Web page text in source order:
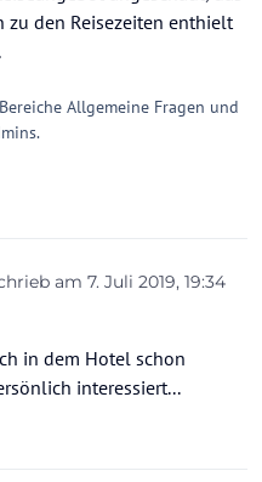
zu den Reisezeiten enthielt
Allgemeine Fragen und
am7. Juli 2019, 19:34
editiert von
in dem Hotel schon
interessiert...